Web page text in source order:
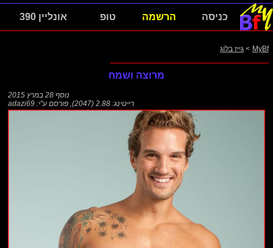
כניסה הרשמה טופ אונליין 390
MyBf
> גייז בלוג
מרוצה ושמח
נוסף 28 במרץ 2015
רייטינג: 2.88 (2047)
, פורסם ע"י: adazi69